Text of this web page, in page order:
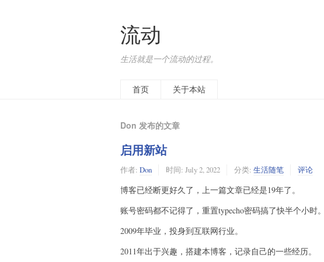
流动
生活就是一个流动的过程。
首页 关于本站
Don 发布的文章
启用新站
作者: Don 时间: July 2, 2022 分类: 生活随笔 评论
博客已经断更好久了，上一篇文章已经是19年了。
账号密码都不记得了，重置typecho密码搞了快半个小时。
2009年毕业，投身到互联网行业。
2011年出于兴趣，搭建本博客，记录自己的一些经历。